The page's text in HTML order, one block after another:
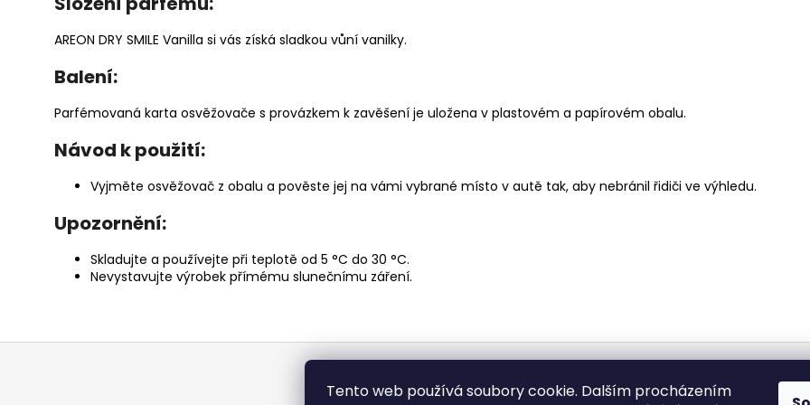
Tento web používá soubory cookie. Dalším procházením
AREON DRY SMILE Vanilla si vás získá sladkou vůní vanilky.
Balení:
Parfémovaná karta osvěžovače s provázkem k zavěšení je uložena v plastovém a papírovém obalu.
Návod k použití:
Vyjměte osvěžovač z obalu a pověste jej na vámi vybrané místo v autě tak, aby nebránil řidiči ve výhledu.
Upozornění:
Skladujte a používejte při teplotě od 5 °C do 30 °C.
Nevystavujte výrobek přímému slunečnímu záření.
Z